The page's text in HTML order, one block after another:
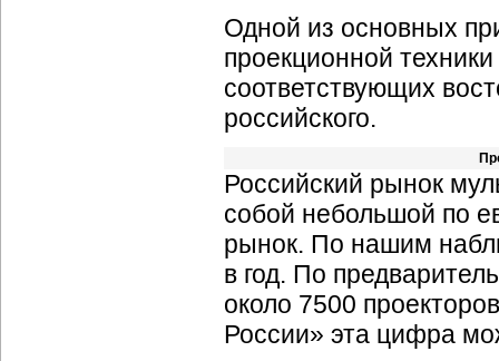
Одной из основных
проекционной
соответствующих
российского.
Российский рынок
собой небольшой по
рынок. По нашим
в год. По
около 7500
России» эта цифра